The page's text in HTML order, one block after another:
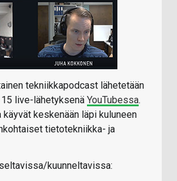
tekniikkapodcast lähetetään
live-lähetyksenä YouTubessa.
käyvät keskenään läpi kuluneen
tietotekniikka- ja
kuunneltavissa: